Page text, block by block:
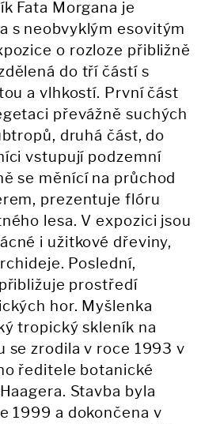
Fata Morgana je
s neobvyklým esovitým
o rozloze přibližně
do tří částí s
a vlhkostí. První část
převážně suchých
druhá část, do
vstupují podzemní
se měnící na průchod
prezentuje flóru
lesa. V expozici jsou
i užitkové dřeviny,
Poslední,
prostředí
hor. Myšlenka
tropický skleník na
se zrodila v roce 1993 v
ředitele botanické
Stavba byla
1999 a dokončena v